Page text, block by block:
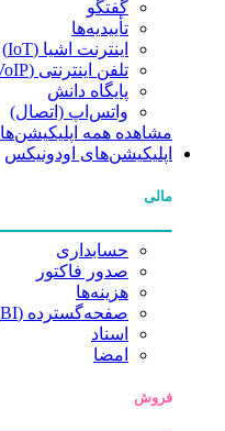
گفتگو
تأییدیه‌ها
اینترنت اشیا (IoT)
تلفن اینترنتی (VoIP)
پایگاه دانش
واتس‌اپ (اتصال)
مشاهده همه اپلیکیشن‌ها
اپلیکیشن‌های اودونیکس
مالی
حسابداری
صدور فاکتور
هزینه‌ها
صفحه‌گسترده (BI)
اسناد
امضا
فروش